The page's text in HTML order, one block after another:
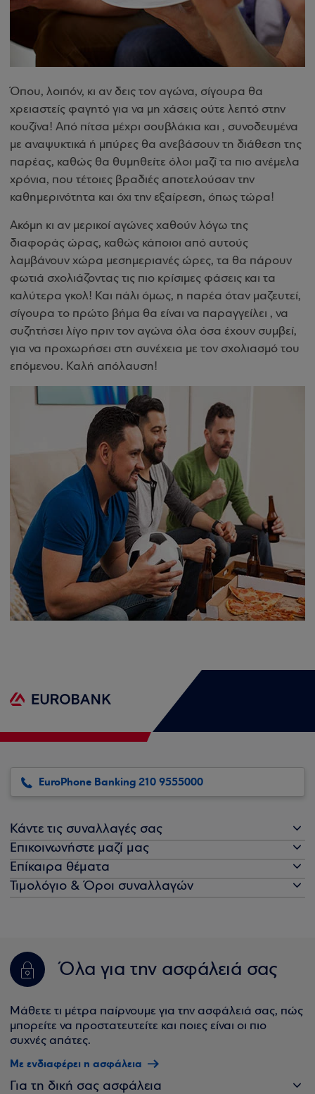
Όπου, λοιπόν, κι αν δεις τον αγώνα, σίγουρα θα
χρειαστείς φαγητό για να μη χάσεις ούτε λεπτό στην
κουζίνα! Από πίτσα μέχρι σουβλάκια και , συνοδευμένα
με αναψυκτικά ή μπύρες θα ανεβάσουν τη διάθεση της
παρέας, καθώς θα θυμηθείτε όλοι μαζί τα πιο ανέμελα
χρόνια, που τέτοιες βραδιές αποτελούσαν την
καθημερινότητα και όχι την εξαίρεση, όπως τώρα!
Ακόμη κι αν μερικοί αγώνες χαθούν λόγω της
διαφοράς ώρας, καθώς κάποιοι από αυτούς
λαμβάνουν χώρα μεσημεριανές ώρες, τα θα πάρουν
φωτιά σχολιάζοντας τις πιο κρίσιμες φάσεις και τα
καλύτερα γκολ! Και πάλι όμως, η παρέα όταν μαζευτεί,
σίγουρα το πρώτο βήμα θα είναι να παραγγείλει , να
συζητήσει λίγο πριν τον αγώνα όλα όσα έχουν συμβεί,
για να προχωρήσει στη συνέχεια με τον σχολιασμό του
επόμενου. Καλή απόλαυση!
EuroPhone Banking 210 9555000
Κάντε τις συναλλαγές σας
Επικοινωνήστε μαζί μας
Επίκαιρα θέματα
Τιμολόγιο & Όροι συναλλαγών
Όλα για την ασφάλειά σας
Μάθετε τι μέτρα παίρνουμε για την ασφάλειά σας, πώς
μπορείτε να προστατευτείτε και ποιες είναι οι πιο
συχνές απάτες.
Με ενδιαφέρει η ασφάλεια
Για τη δική σας ασφάλεια